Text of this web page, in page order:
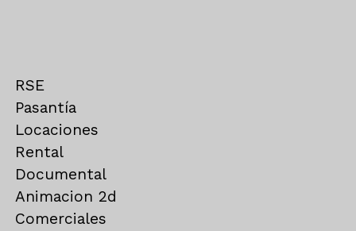
RSE
Pasantía
Locaciones
Rental
Documental
Animacion 2d
Comerciales